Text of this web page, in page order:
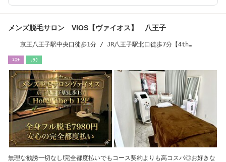
メンズ脱毛サロン VIOS【ヴァイオス】 八王子
京王八王子駅中央口徒歩1分 / JR八王子駅北口徒歩7分【4th
ｴｽﾃ ﾘﾗｸ
無理な勧誘一切なし!完全都度払いでもコース契約よりも高コスパ◎お好きな